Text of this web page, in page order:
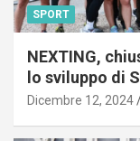
SPORT
NEXTING,
lo sviluppo di
Dicembre 12, 2024